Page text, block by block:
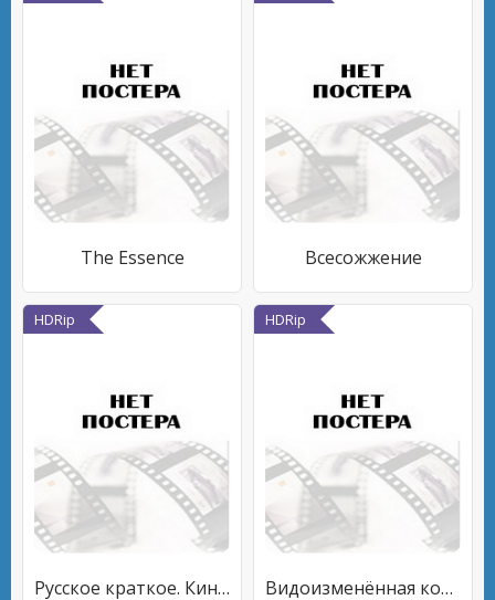
The Essence Всесожжение
HDRip
Русское краткое. Киноальманах «Один»
HDRip
Видоизменённая кожа